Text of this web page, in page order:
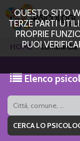
QUESTO SITO
TERZE PARTI
PROPRIE
PUOI
HOME Lombardia
Elenco